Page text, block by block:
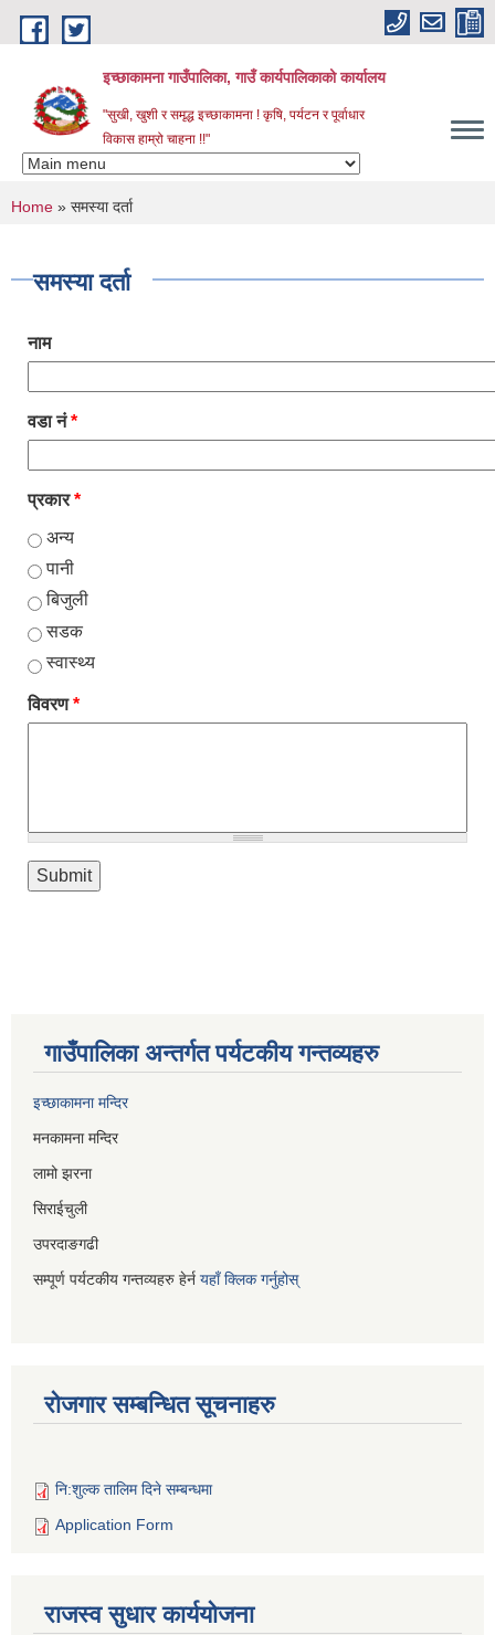
Skip to main content
इच्छाकामना गाउँपालिका, गाउँ कार्यपालिकाको कार्यालय
"सुखी, खुशी र समृद्ध इच्छाकामना ! कृषि, पर्यटन र पूर्वाधार
विकास हाम्रो चाहना !!"
You are here
Home » समस्या दर्ता
समस्या दर्ता
नाम
वडा नं*
प्रकार*
अन्य
पानी
बिजुली
सडक
स्वास्थ्य
विवरण*
गाउँपालिका अन्तर्गत पर्यटकीय गन्तव्यहरु
इच्छाकामना मन्दिर
मनकामना मन्दिर
लामो झरना
सिराईचुली
उपरदाङगढी
सम्पूर्ण पर्यटकीय गन्तव्यहरु हेर्न यहाँ क्लिक गर्नुहोस्
रोजगार सम्बन्धित सूचनाहरु
नि:शुल्क तालिम दिने सम्बन्धमा
Application Form
राजस्व सुधार कार्ययोजना